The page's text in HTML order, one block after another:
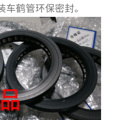
鹤管环保密封。